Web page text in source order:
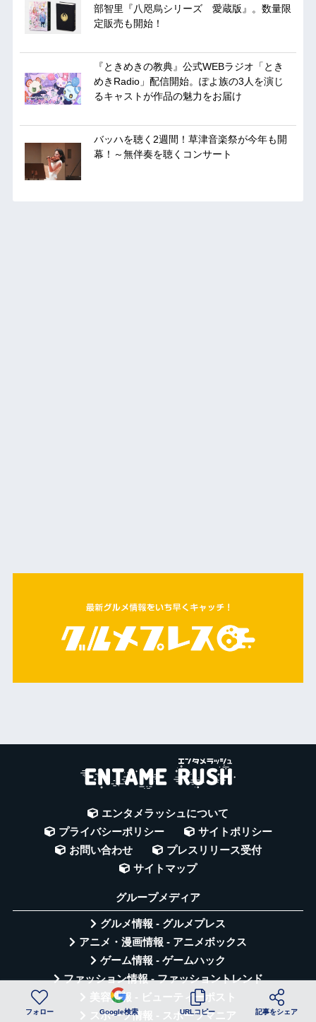
部智里『八咫烏シリーズ 愛蔵版』。数量限
定販売も開始！
『ときめきの教典』公式WEBラジオ「とき
めきRadio」配信開始。ぽよ族の3人を演じ
るキャストが作品の魅力をお届け
バッハを聴く2週間！草津音楽祭が今年も開
幕！～無伴奏を聴くコンサート
エンタメラッシュについて
プライバシーポリシー
サイトポリシー
お問い合わせ
プレスリリース受付
サイトマップ
グループメディア
グルメ情報 - グルメプレス
アニメ・漫画情報 - アニメボックス
ゲーム情報 - ゲームハック
ファッション情報 - ファッショントレンド
美容情報 - ビューティーポスト
スポーツ情報 - スポーツマニア
フォロー Google検索 URLコピー 記事をシェア